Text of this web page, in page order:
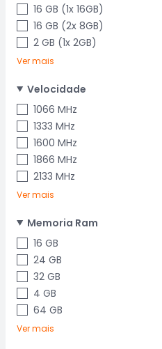
16 GB (1x 16GB)
16 GB (2x 8GB)
2 GB (1x 2GB)
Ver mais
Velocidade
1066 MHz
1333 MHz
1600 MHz
1866 MHz
2133 MHz
Ver mais
Memoria Ram
16 GB
24 GB
32 GB
4 GB
64 GB
Ver mais